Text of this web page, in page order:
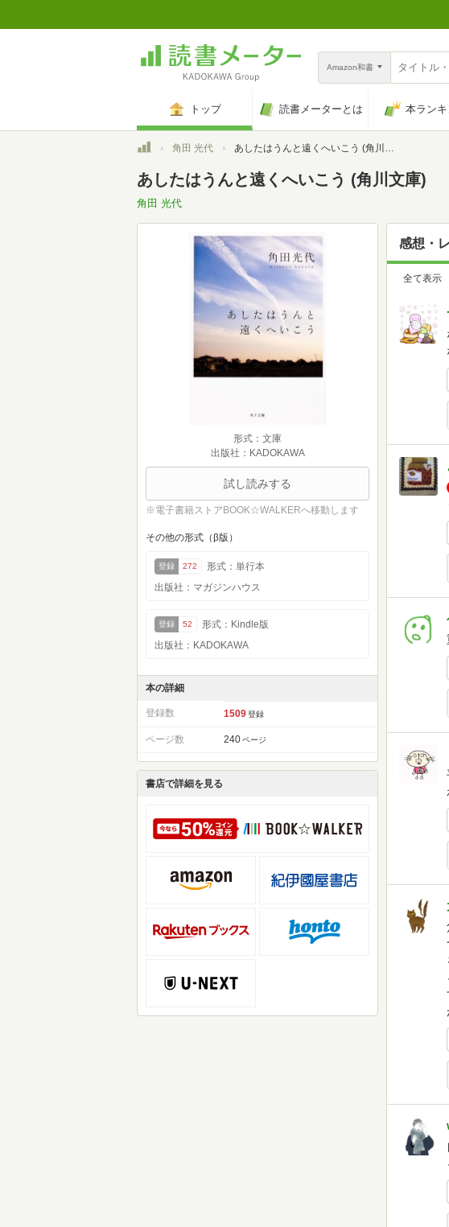
Amazon和書
トップ 読書メーターとは 本ラン
トップ角田 光代 あしたはうんと遠くへいこう (角川文庫)
あしたはうんと遠くへいこう (角川文庫)
角田 光代
形式：文庫
出版社：KADOKAWA
試し読みする
※電子書籍ストアBOOK☆WALKERへ移動します
その他の形式（β版）
登録 272
形式：単行本
出版社：マガジンハウス
登録 52
形式：Kindle版
出版社：KADOKAWA
本の詳細
登録数 1509 登録
ページ数 240 ページ
書店で詳細を見る
感想・
全て表示